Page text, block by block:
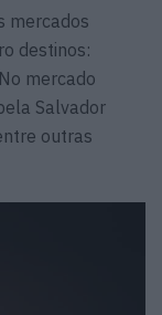
mercados
destinos:
mercado
Salvador
outras